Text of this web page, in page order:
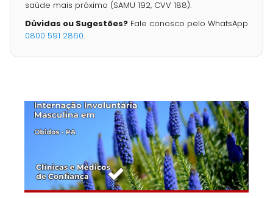
saúde mais próximo (SAMU 192, CVV 188).
Dúvidas ou Sugestões? Fale conosco pelo WhatsApp
0800 591 2860.